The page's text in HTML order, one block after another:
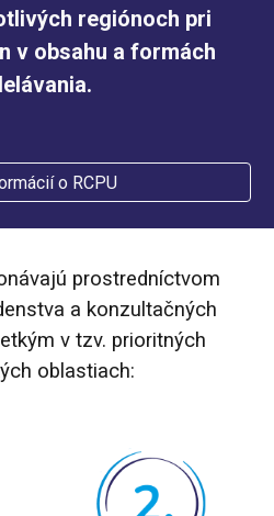
regiónoch pri
v obsahu a formách
o RCPU
prostredníctvom
a konzultačných
v tzv. prioritných
oblastiach: